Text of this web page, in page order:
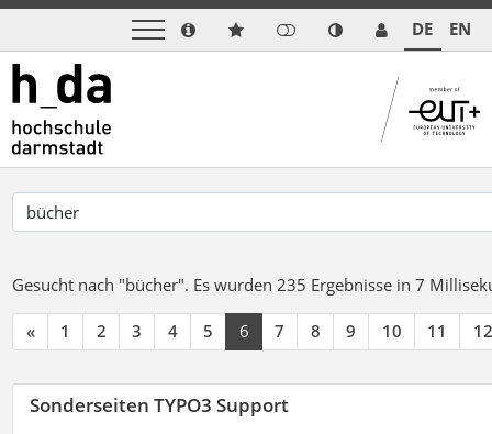
DE EN
Gesucht nach "bücher". Es wurden 235 Ergebnisse in 7
« 1 2 3 4 5 6 7 8 9 10 11 12
Sonderseiten TYPO3 Support